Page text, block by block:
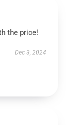
the price!
Dec 3, 2024